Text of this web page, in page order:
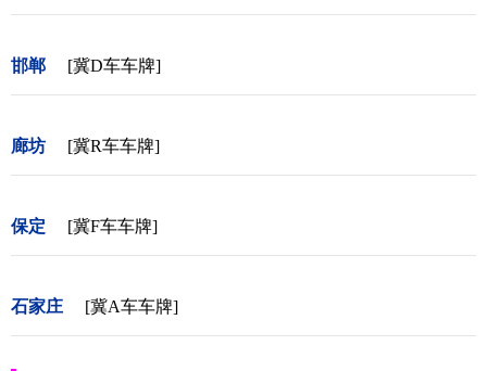
邯郸 [冀D车车牌]
廊坊 [冀R车车牌]
保定 [冀F车车牌]
石家庄 [冀A车车牌]